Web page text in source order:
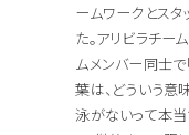
ームワークとスタ
た。アリビラチー
ムメンバー同士で
葉は、どういう意
泳がないって本当